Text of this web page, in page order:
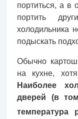
портиться, а в
портить
холодильника
подыскать
Обычно
на кухне,
Наиболее
дверей (в
температура